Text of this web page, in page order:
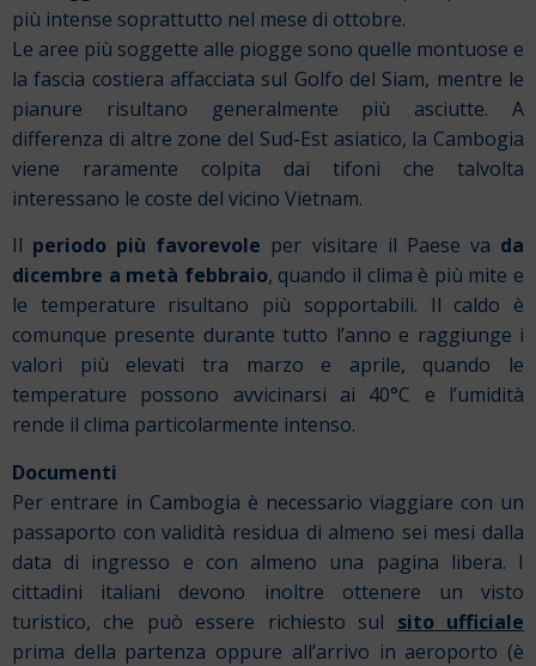
più intense soprattutto nel mese di ottobre.
Le aree più soggette alle piogge sono quelle montuose e
la fascia costiera affacciata sul Golfo del Siam, mentre le
pianure risultano generalmente più asciutte. A
differenza di altre zone del Sud-Est asiatico, la Cambogia
viene raramente colpita dai tifoni che talvolta
interessano le coste del vicino Vietnam.
Il periodo più favorevole per visitare il Paese va da
dicembre a metà febbraio, quando il clima è più mite e
le temperature risultano più sopportabili. Il caldo è
comunque presente durante tutto l’anno e raggiunge i
valori più elevati tra marzo e aprile, quando le
temperature possono avvicinarsi ai 40°C e l’umidità
rende il clima particolarmente intenso.
Documenti
Per entrare in Cambogia è necessario viaggiare con un
passaporto con validità residua di almeno sei mesi dalla
data di ingresso e con almeno una pagina libera. I
cittadini italiani devono inoltre ottenere un visto
turistico, che può essere richiesto sul sito ufficiale
prima della partenza oppure all’arrivo in aeroporto (è